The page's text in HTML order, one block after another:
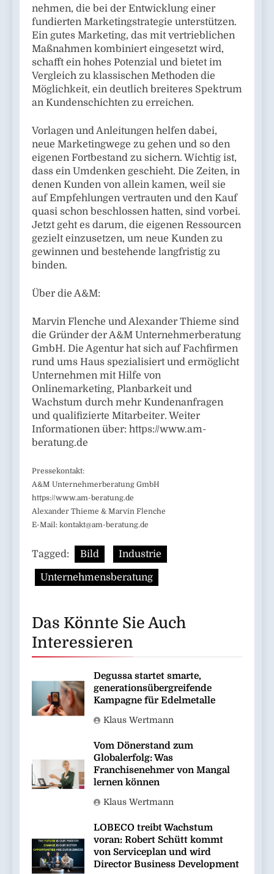
nehmen, die bei der Entwicklung einer
fundierten Marketingstrategie unterstützen.
Ein gutes Marketing, das mit vertrieblichen
Maßnahmen kombiniert eingesetzt wird,
schafft ein hohes Potenzial und bietet im
Vergleich zu klassischen Methoden die
Möglichkeit, ein deutlich breiteres Spektrum
an Kundenschichten zu erreichen.
Vorlagen und Anleitungen helfen dabei,
neue Marketingwege zu gehen und so den
eigenen Fortbestand zu sichern. Wichtig ist,
dass ein Umdenken geschieht. Die Zeiten, in
denen Kunden von allein kamen, weil sie
auf Empfehlungen vertrauten und den Kauf
quasi schon beschlossen hatten, sind vorbei.
Jetzt geht es darum, die eigenen Ressourcen
gezielt einzusetzen, um neue Kunden zu
gewinnen und bestehende langfristig zu
binden.
Über die A&M:
Marvin Flenche und Alexander Thieme sind
die Gründer der A&M Unternehmerberatung
GmbH. Die Agentur hat sich auf Fachfirmen
rund ums Haus spezialisiert und ermöglicht
Unternehmen mit Hilfe von
Onlinemarketing, Planbarkeit und
Wachstum durch mehr Kundenanfragen
und qualifizierte Mitarbeiter. Weiter
Informationen über: https://www.am-
beratung.de
Pressekontakt:
A&M Unternehmerberatung GmbH
https://www.am-beratung.de
Alexander Thieme & Marvin Flenche
E-Mail: kontakt@am-beratung.de
Tagged: Bild Industrie
Unternehmensberatung
Das Könnte Sie Auch
Interessieren
Degussa startet smarte,
generationsübergreifende
Kampagne für Edelmetalle
Klaus Wertmann
Vom Dönerstand zum
Globalerfolg: Was
Franchisenehmer von Mangal
lernen können
Klaus Wertmann
LOBECO treibt Wachstum
voran: Robert Schütt kommt
von Serviceplan und wird
Director Business Development